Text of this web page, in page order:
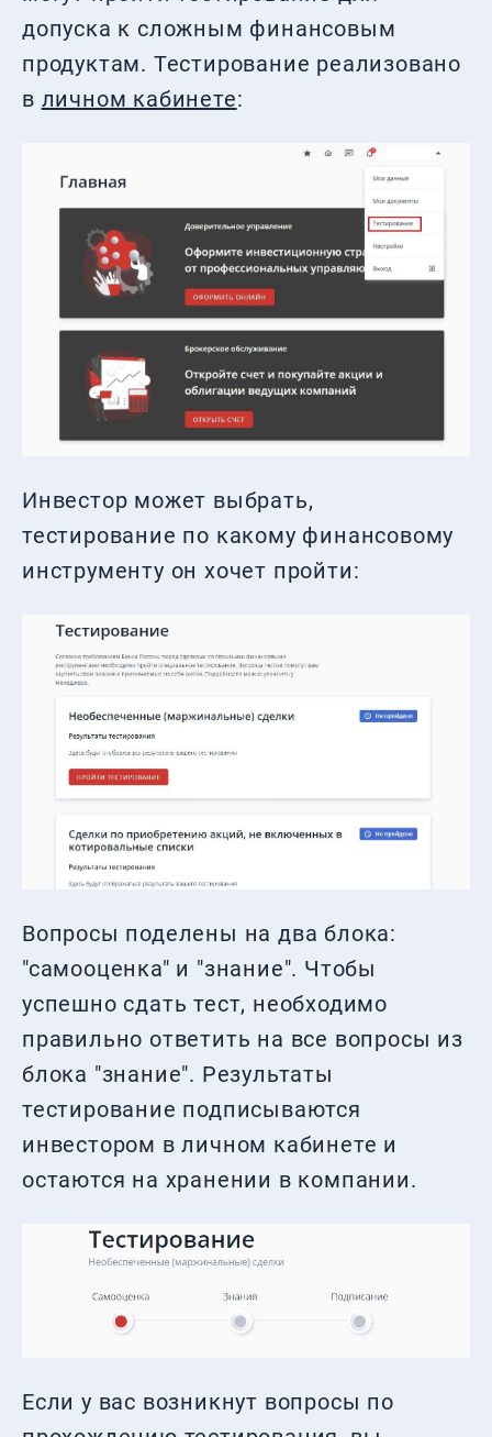
допуска к сложным финансовым
продуктам. Тестирование реализовано
в личном кабинете:
Инвестор может выбрать,
тестирование по какому финансовому
инструменту он хочет пройти:
Вопросы поделены на два блока:
"самооценка" и "знание". Чтобы
успешно сдать тест, необходимо
правильно ответить на все вопросы из
блока "знание". Результаты
тестирование подписываются
инвестором в личном кабинете и
остаются на хранении в компании.
Если у вас возникнут вопросы по